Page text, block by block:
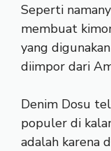
Seperti
membuat
yang
diimpor dari
Denim Dosu
populer di
adalah karena